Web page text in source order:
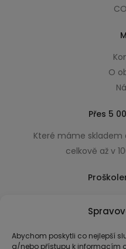
Abychom poskytli co nejlepší
a/nebo přístupu k informacím
O
Přes 5
Které máme
celkově až v